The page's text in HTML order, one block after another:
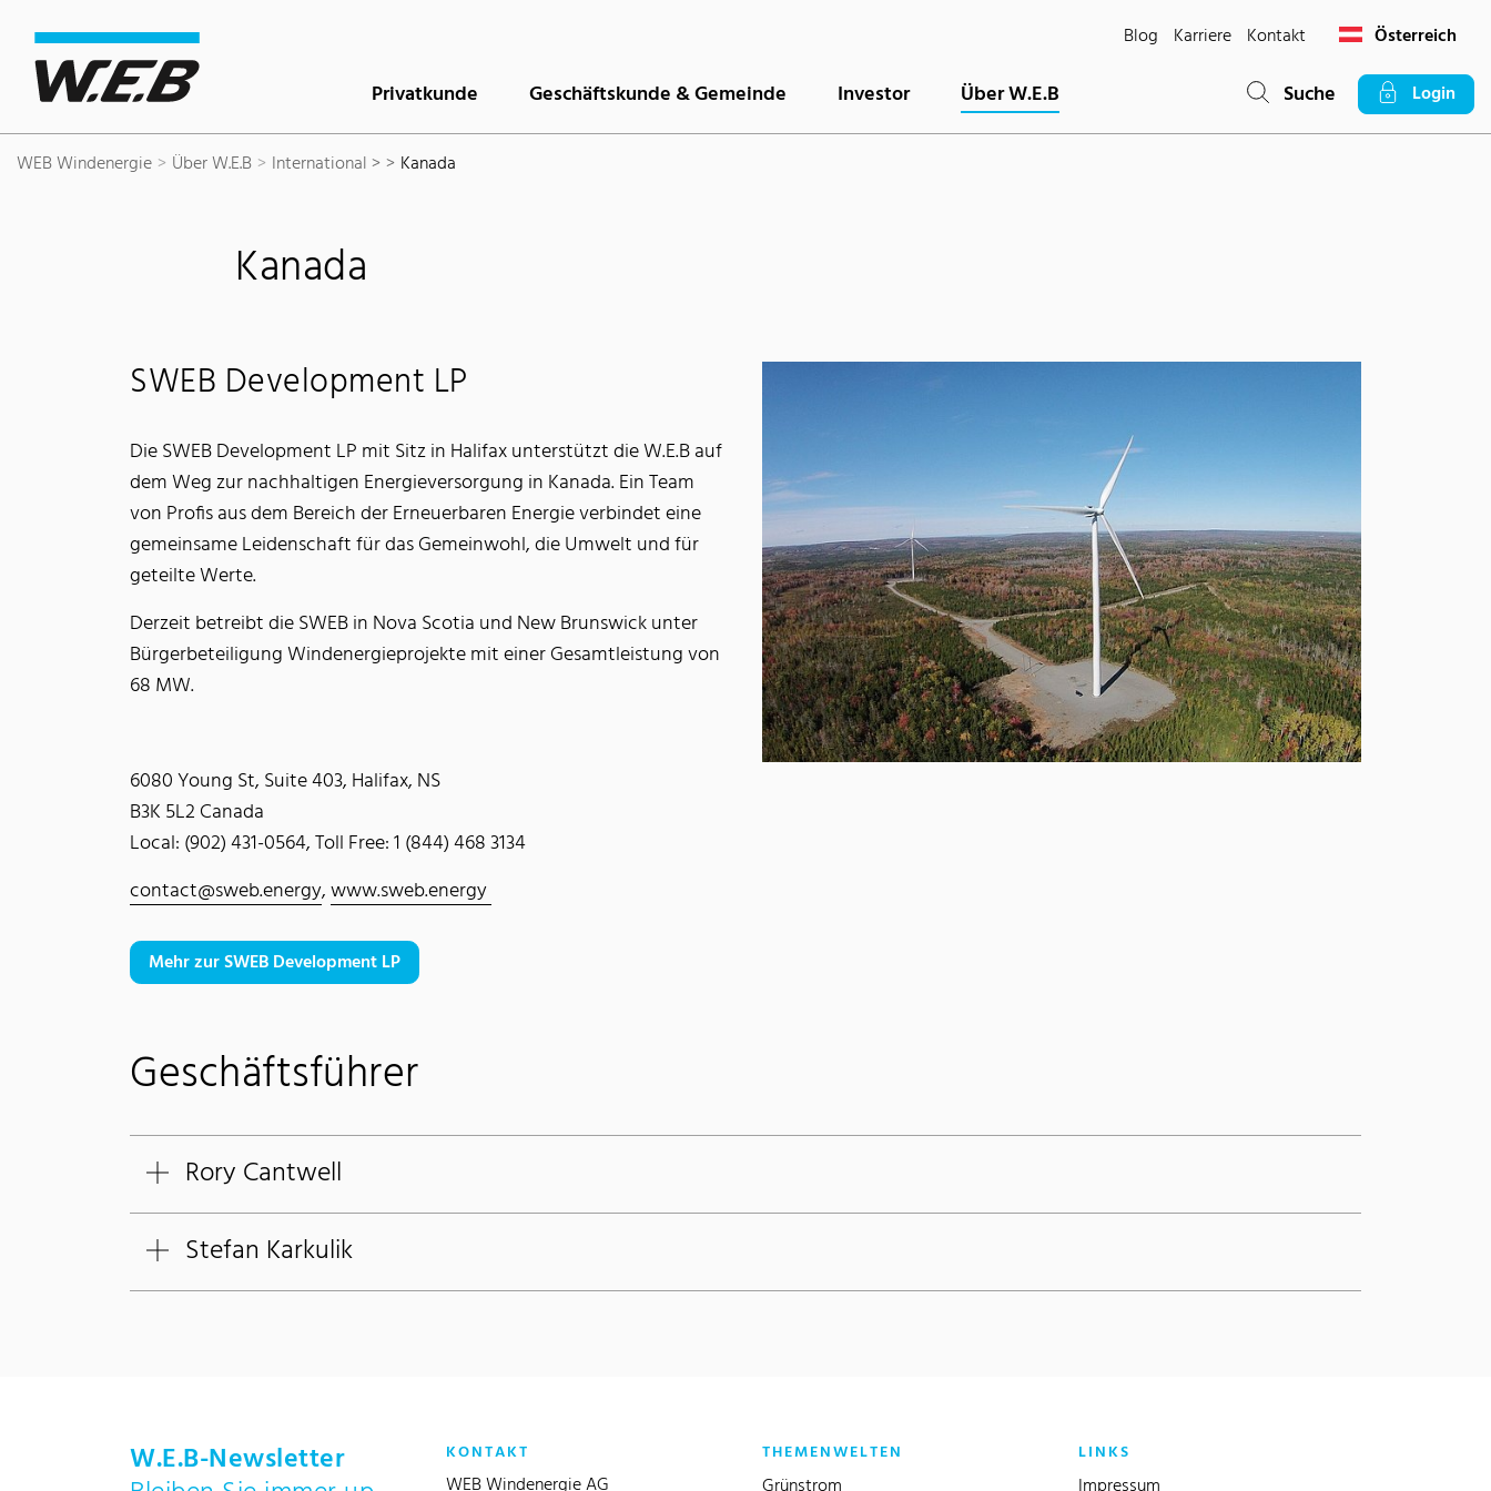
Blog Karriere Kontakt Österreich
Privatkunde Geschäftskunde & Gemeinde Investor Über W.E.B Suche Login
WEB Windenergie Über W.E.B International > Kanada
Kanada
SWEB Development LP
Die SWEB Development LP mit Sitz in Halifax unterstützt die W.E.B auf
dem Weg zur nachhaltigen Energieversorgung in Kanada. Ein Team
von Profis aus dem Bereich der Erneuerbaren Energie verbindet eine
gemeinsame Leidenschaft für das Gemeinwohl, die Umwelt und für
geteilte Werte.
Derzeit betreibt die SWEB in Nova Scotia und New Brunswick unter
Bürgerbeteiligung Windenergieprojekte mit einer Gesamtleistung von
68 MW.
6080 Young St, Suite 403, Halifax, NS
B3K 5L2 Canada
Local: (902) 431-0564, Toll Free: 1 (844) 468 3134
contact@sweb.energy,www.sweb.energy
Mehr zur SWEB Development LP
Geschäftsführer
Rory Cantwell
Stefan Karkulik
W.E.B-Newsletter KONTAKT THEMENWELTEN LINKS